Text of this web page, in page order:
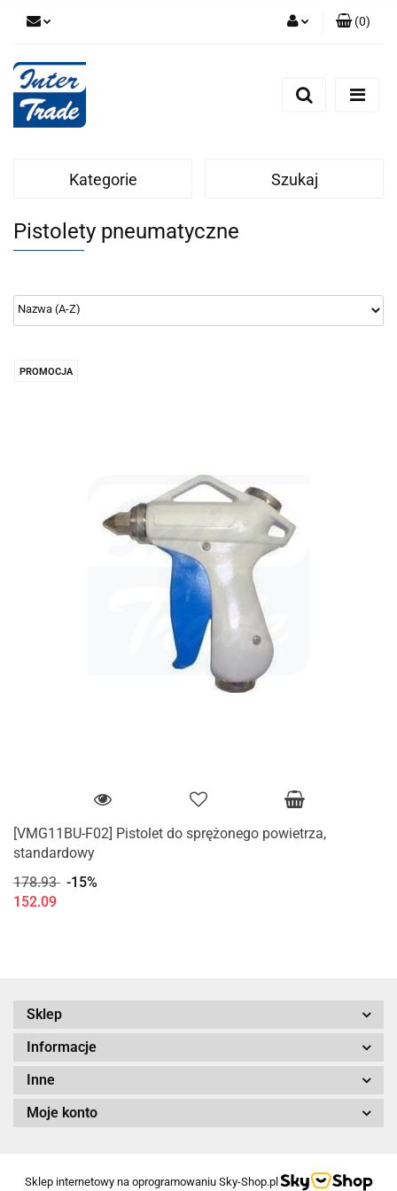
Zarejestruj się
(0)
Kategorie Szukaj
Pistolety pneumatyczne
PROMOCJA
[VMG11BU-F02] Pistolet do sprężonego powietrza,
standardowy
178.93 -15%
152.09
Sklep
Informacje
Inne
Moje konto
Sklep internetowy na oprogramowaniu Sky-Shop.pl